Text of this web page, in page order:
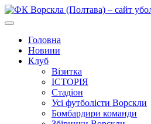
Головна
Новини
Клуб
Візитка
ІСТОРІЯ
Стадіон
Усі футболісти Ворскли
Бомбардири команди